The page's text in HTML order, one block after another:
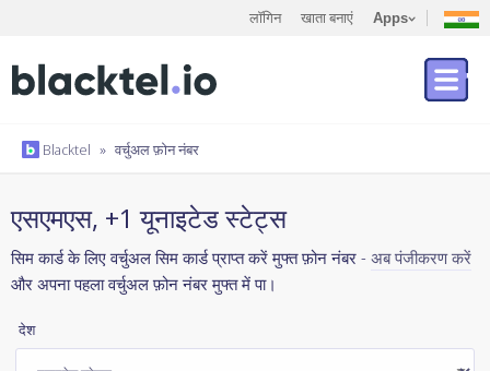
लॉगिन खाता बनाएं Apps
Blacktel » वर्चुअल फ़ोन नंबर
एसएमएस, +1 यूनाइटेड स्टेट्स
सिम कार्ड के लिए वर्चुअल सिम कार्ड प्राप्त करें मुफ्त फ़ोन नंबर - अब पंजीकरण करें
और अपना पहला वर्चुअल फ़ोन नंबर मुफ्त में पा।
देश